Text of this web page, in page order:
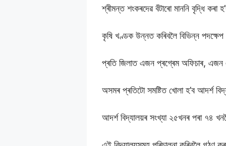
শ্ৰীমন্ত শংকৰদেৱ বঁটাৰো মাননি বৃদ্ধি কৰা
কৃষি খণ্ডক উন্নত কৰিবলৈ বিভিন্ন পদক্ষেপ
প্ৰতি জিলাত এজন প্ৰগ্ৰেম অফিচাৰ, এজন
অসমৰ প্ৰতিটো সমষ্টিত খোলা হ’ব আদৰ্শ
আদৰ্শ বিদ্যালয়ৰ সংখ্যা ২৫খনৰ পৰা ৭৪